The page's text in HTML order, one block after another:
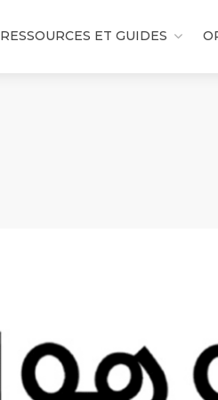
RESSOURCES ET GUIDES